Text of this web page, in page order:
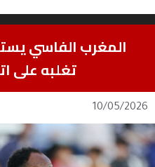
المغرب الفاسي
تغلبه على
10/05/2026